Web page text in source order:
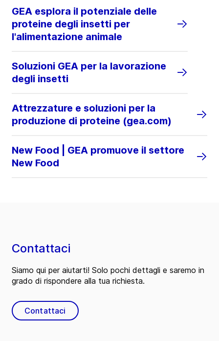
GEA esplora il potenziale delle
proteine degli insetti per
l'alimentazione animale
Soluzioni GEA per la lavorazione
degli insetti
Attrezzature e soluzioni per la
produzione di proteine (gea.com)
New Food | GEA promuove il settore
New Food
Contattaci
Siamo qui per aiutarti! Solo pochi dettagli e saremo in
grado di rispondere alla tua richiesta.
Contattaci